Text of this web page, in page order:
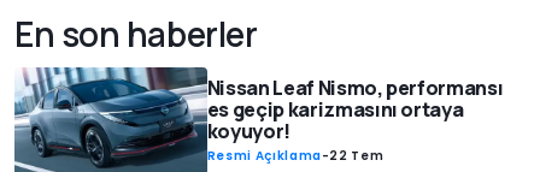
En son haberler
Nissan Leaf Nismo, performansı
es geçip karizmasını ortaya
koyuyor!
Resmi Açıklama-22 Tem